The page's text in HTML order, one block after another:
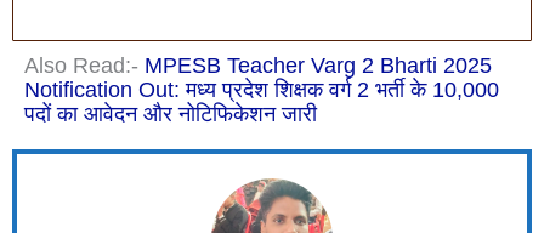
Also Read:- MPESB Teacher Varg 2 Bharti 2025
Notification Out: मध्य प्रदेश शिक्षक वर्ग 2 भर्ती के 10,000
पदों का आवेदन और नोटिफिकेशन जारी